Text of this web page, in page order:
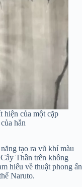
hiện của một cặp
hắn
tạo ra vũ khí màu
Thần trên không
hiểu về thuật phong ấn
Naruto.